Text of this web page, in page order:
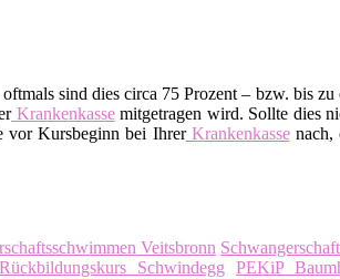
sind dies circa 75 Prozent – bzw. bis zu
Krankenkassemitgetragen wird. Sollte dies
vor Kursbeginn bei IhrerKrankenkassenach,
Veitsbronn
Rückbildungskurs Schwindegg
PEKiP